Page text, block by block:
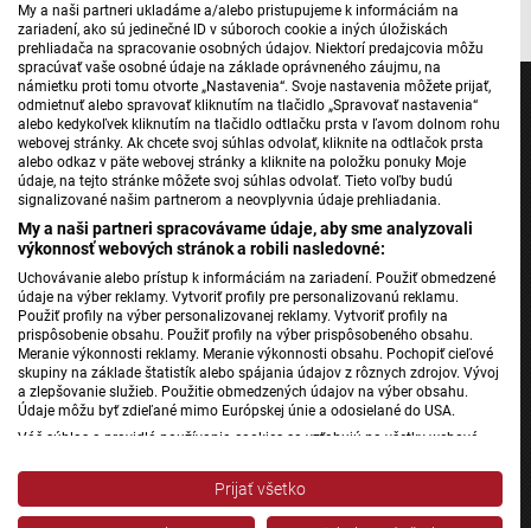
My a naši partneri ukladáme a/alebo pristupujeme k informáciám na
zariadení, ako sú jedinečné ID v súboroch cookie a iných úložiskách
prehliadača na spracovanie osobných údajov. Niektorí predajcovia môžu
spracúvať vaše osobné údaje na základe oprávneného záujmu, na
námietku proti tomu otvorte „Nastavenia“. Svoje nastavenia môžete prijať,
odmietnuť alebo spravovať kliknutím na tlačidlo „Spravovať nastavenia“
alebo kedykoľvek kliknutím na tlačidlo odtlačku prsta v ľavom dolnom rohu
webovej stránky. Ak chcete svoj súhlas odvolať, kliknite na odtlačok prsta
alebo odkaz v päte webovej stránky a kliknite na položku ponuky Moje
údaje, na tejto stránke môžete svoj súhlas odvolať. Tieto voľby budú
signalizované našim partnerom a neovplyvnia údaje prehliadania.
My a naši partneri spracovávame údaje, aby sme analyzovali
výkonnosť webových stránok a robili nasledovné:
Uchovávanie alebo prístup k informáciám na zariadení. Použiť obmedzené
údaje na výber reklamy. Vytvoriť profily pre personalizovanú reklamu.
Použiť profily na výber personalizovanej reklamy. Vytvoriť profily na
prispôsobenie obsahu. Použiť profily na výber prispôsobeného obsahu.
Meranie výkonnosti reklamy. Meranie výkonnosti obsahu. Pochopiť cieľové
skupiny na základe štatistík alebo spájania údajov z rôznych zdrojov. Vývoj
a zlepšovanie služieb. Použitie obmedzených údajov na výber obsahu.
Údaje môžu byť zdieľané mimo Európskej únie a odosielané do USA.
Váš súhlas a pravidlá používania cookies sa vzťahujú na všetky webové
Stred, Rádio Regina Západ, Rádio Patria, Rádio Devín, RTVS, Hudobné
pozdravy, Rádio Slovensko, RSI Francais, RSI English, RSI Slovensky, Rádio
Junior, RSI, Rádio Regina Východ, Rádio_FM, RSI Espanol, NEV.
Prijať všetko
Jednotka
Dvojka
24
Šport
Správy STVR
Podcasty
Mobilné aplikácie
Rádio Slovensko
Rádio Regina
Rádio Devín